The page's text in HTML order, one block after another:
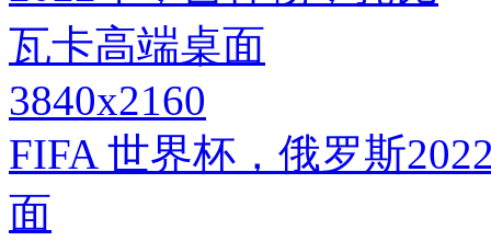
3840x2160
FIFA 世界杯，俄罗斯
面